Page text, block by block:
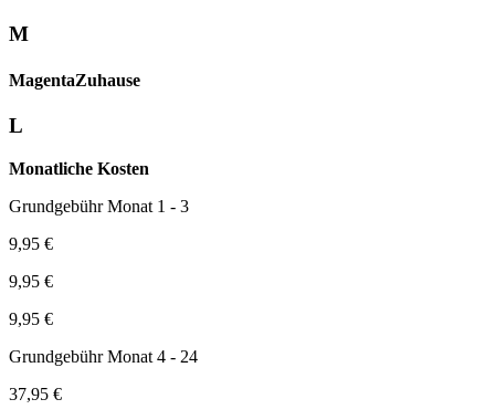
M
Magenta­Zuhause
L
Monatliche Kosten
Grundgebühr Monat 1 - 3
9,95 €
9,95 €
9,95 €
Grundgebühr Monat 4 - 24
37,95 €